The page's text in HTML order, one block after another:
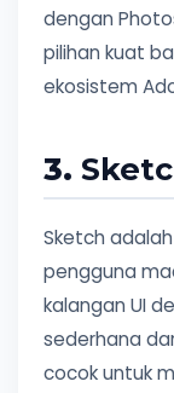
dengan
pilihan kuat
ekosistem
3.
Sketch
pengguna
kalangan UI
sederhana
cocok untuk